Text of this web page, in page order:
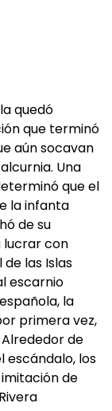
quedó
que terminó
aún socavan
Una
que el
la infanta
de su
lucrar con
las Islas
escarnio
la
primera vez,
de
escándalo, los
de